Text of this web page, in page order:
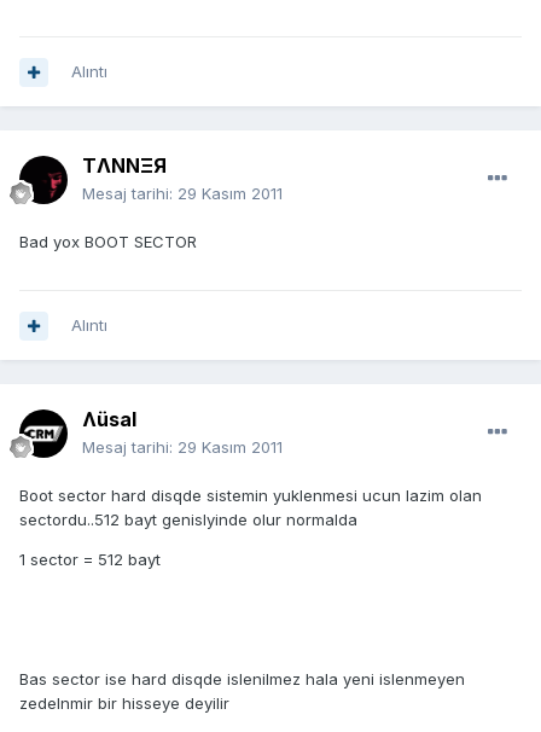
Alıntı
TΛNNΞЯ
Mesaj tarihi: 29 Kasım 2011
Bad yox BOOT SECTOR
Alıntı
Ʌüsal
Mesaj tarihi: 29 Kasım 2011
Boot sector hard disqde sistemin yuklenmesi ucun lazim olan
sectordu..512 bayt genislyinde olur normalda
1 sector = 512 bayt
Bas sector ise hard disqde islenilmez hala yeni islenmeyen
zedelnmir bir hisseye deyilir